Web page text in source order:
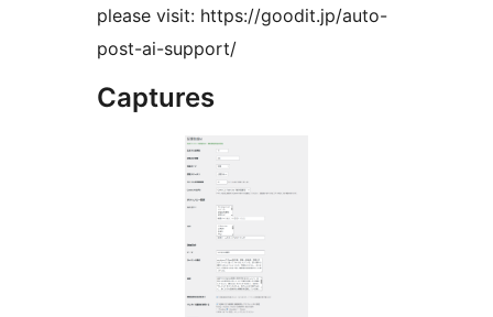
please visit: https://goodit.jp/auto-
post-ai-support/
Captures